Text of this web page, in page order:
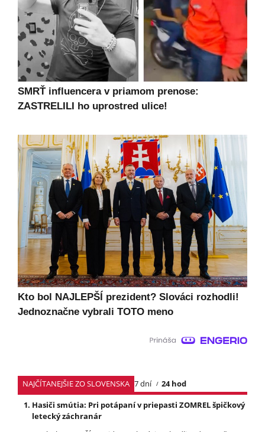
SMRŤ influencera v priamom prenose:
ZASTRELILI ho uprostred ulice!
Kto bol NAJLEPŠÍ prezident? Slováci rozhodli!
Jednoznačne vybrali TOTO meno
NAJČÍTANEJŠIE ZO SLOVENSKA 7 dní
24 hod
Hasiči smútia: Pri potápaní v priepasti ZOMREL špičkový
letecký záchranár